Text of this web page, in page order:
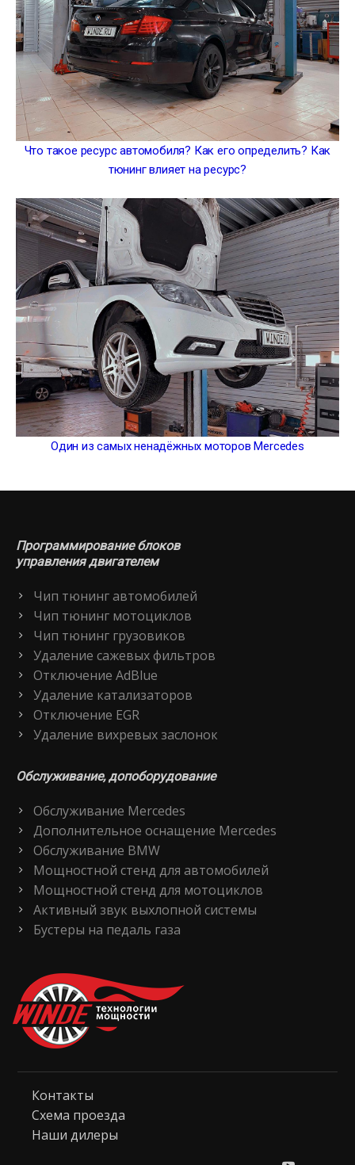
Что такое ресурс автомобиля? Как его определить? Как
тюнинг влияет на ресурс?
Один из самых ненадёжных моторов Mercedes
Программирование блоков
управления двигателем
Чип тюнинг автомобилей
Чип тюнинг мотоциклов
Чип тюнинг грузовиков
Удаление сажевых фильтров
Отключение AdBlue
Удаление катализаторов
Отключение EGR
Удаление вихревых заслонок
Обслуживание, допоборудование
Обслуживание Mercedes
Дополнительное оснащение Mercedes
Обслуживание BMW
Мощностной стенд для автомобилей
Мощностной стенд для мотоциклов
Активный звук выхлопной системы
Бустеры на педаль газа
Контакты
Схема проезда
Наши дилеры